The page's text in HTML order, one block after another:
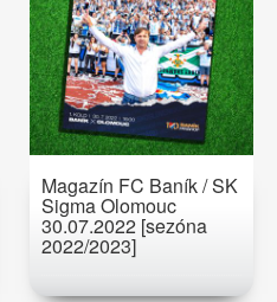
Magazín FC Baník / SK
Sigma Olomouc
30.07.2022 [sezóna
2022/2023]